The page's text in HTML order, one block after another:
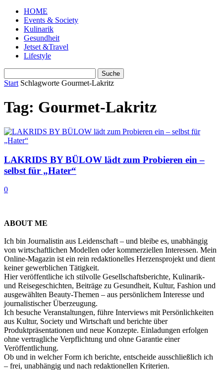
HOME
Events & Society
Kulinarik
Gesundheit
Jetset &Travel
Lifestyle
Start Schlagworte Gourmet-Lakritz
Tag: Gourmet-Lakritz
LAKRIDS BY BÜLOW lädt zum Probieren ein –
selbst für „Hater“
0
ABOUT ME
Ich bin Journalistin aus Leidenschaft – und bleibe es, unabhängig
von wirtschaftlichen Modellen oder kommerziellen Interessen. Mein
Online-Magazin ist ein rein redaktionelles Herzensprojekt und dient
keiner gewerblichen Tätigkeit.
Hier veröffentliche ich stilvolle Gesellschaftsberichte, Kulinarik-
und Reisegeschichten, Beiträge zu Gesundheit, Kultur, Fashion und
ausgewählten Beauty-Themen – aus persönlichem Interesse und
journalistischer Überzeugung.
Ich besuche Veranstaltungen, führe Interviews mit Persönlichkeiten
aus Kultur, Society und Wirtschaft und berichte über
Produktpräsentationen und neue Konzepte. Einladungen erfolgen
ohne vertragliche Verpflichtung und ohne Garantie einer
Veröffentlichung.
Ob und in welcher Form ich berichte, entscheide ausschließlich ich
– frei, unabhängig und nach redaktionellen Kriterien.